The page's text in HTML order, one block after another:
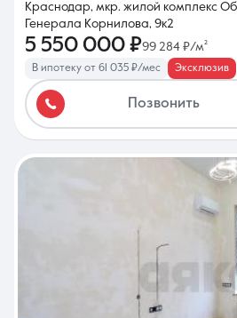
Краснодар, мкр. жилой комплекс
Генерала Корнилова, 9к2
5 550 000 ₽99 284 ₽/м²
В ипотеку от 61 035 ₽/мес Эксклюзив
Позвонить